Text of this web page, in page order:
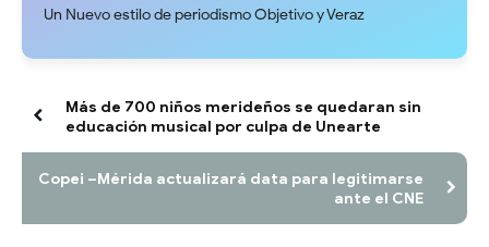
Un Nuevo estilo de periodismo Objetivo y Veraz
Más de 700 niños merideños se quedaran sin
educación musical por culpa de Unearte
Copei –Mérida actualizará data para legitimarse
ante el CNE